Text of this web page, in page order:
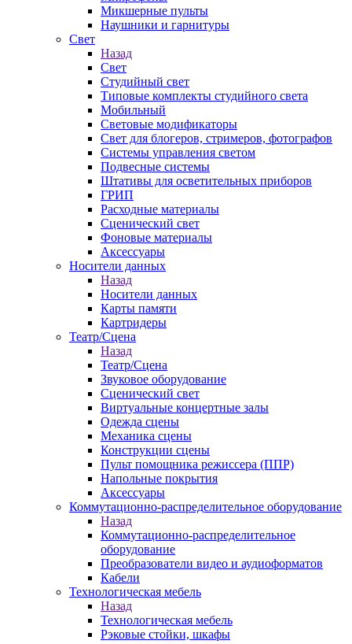
Микшерные пульты
Наушники и гарнитуры
Свет
Назад
Свет
Студийный свет
Типовые комплекты студийного света
Мобильный
Световые модификаторы
Свет для блогеров, стримеров, фотографов
Системы управления светом
Подвесные системы
Штативы для осветительных приборов
ГРИП
Расходные материалы
Сценический свет
Фоновые материалы
Аксессуары
Носители данных
Назад
Носители данных
Карты памяти
Картридеры
Театр/Сцена
Назад
Театр/Сцена
Звуковое оборудование
Сценический свет
Виртуальные концертные залы
Одежда сцены
Механика сцены
Конструкции сцены
Пульт помощника режиссера (ППР)
Напольные покрытия
Аксессуары
Коммутационно-распределительное оборудование
Назад
Коммутационно-распределительное
оборудование
Преобразователи видео и аудиоформатов
Кабели
Технологическая мебель
Назад
Технологическая мебель
Рэковые стойки, шкафы